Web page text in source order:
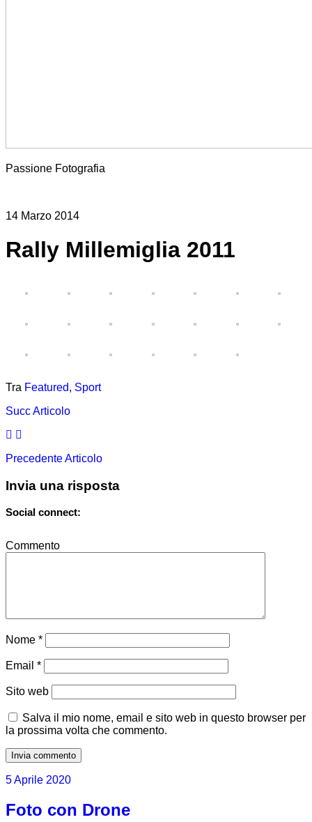
Furingo
Passione Fotografia
14 Marzo 2014
Rally Millemiglia 2011
Tra Featured, Sport
SuccArticolo
PrecedenteArticolo
Invia una risposta
Social connect:
Commento
Nome *
Email *
Sito web
Salva il mio nome, email e sito web in questo browser per
la prossima volta che commento.
5 Aprile 2020
Foto con Drone